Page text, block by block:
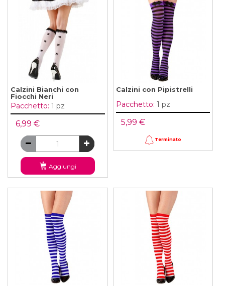
Calzini Bianchi con
Fiocchi Neri
Pacchetto: 1 pz
6,99 €
Aggiungi
Calzini con Pipistrelli
Pacchetto: 1 pz
5,99 €
Terminato